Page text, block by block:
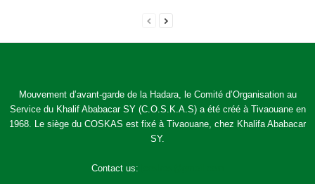
Mouvement d’avant-garde de la Hadara, le Comité d’Organisation au
Service du Khalif Ababacar SY (C.O.S.K.A.S) a été créé à Tivaouane en
1968. Le siège du COSKAS est fixé à Tivaouane, chez Khalifa Ababacar
SY.
Contact us: